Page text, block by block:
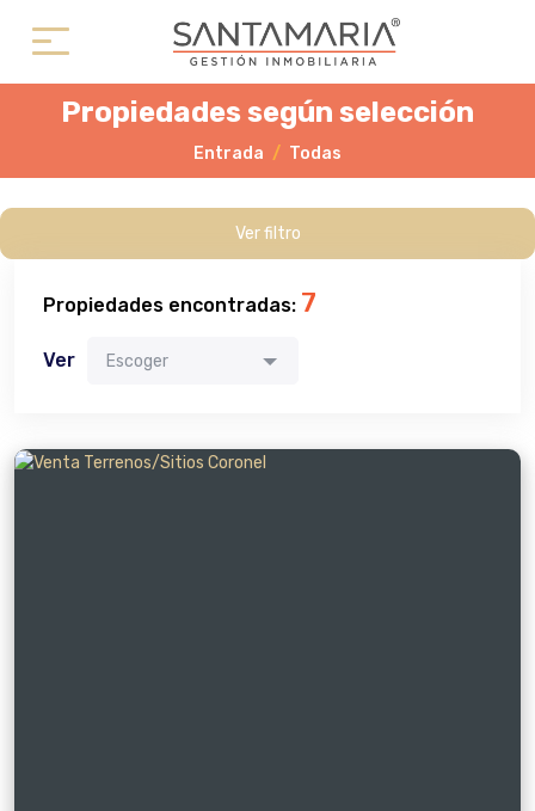
Propiedades según selección
Entrada Todas
Ver filtro
Propiedades encontradas: 7
Ver Escoger